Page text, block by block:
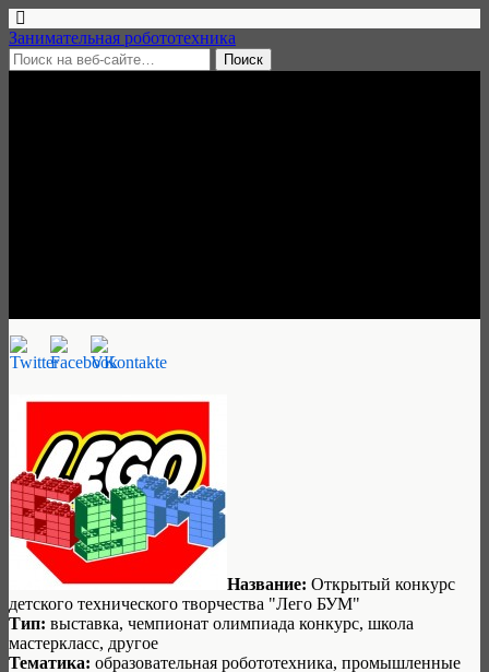
Занимательная робототехника
Название: Открытый конкурс
детского технического творчества "Лего БУМ"
Тип: выставка, чемпионат олимпиада конкурс, школа
мастеркласс, другое
Тематика: образовательная робототехника, промышленные